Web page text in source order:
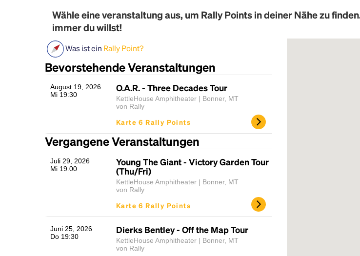
Wähle eine veranstaltung aus, um Rally Pointsin deiner Nähe zu
immer du willst!
Was ist ein Rally Point?
Bevorstehende Veranstaltungen
August 19, 2026
Mi 19:30
O.A.R. - Three Decades Tour
KettleHouse Amphitheater | Bonner, MT
von Rally
Karte 6 Rally Points
Vergangene Veranstaltungen
Juli 29, 2026
Mi 19:00
Young The Giant - Victory Garden Tour
(Thu/Fri)
KettleHouse Amphitheater | Bonner, MT
von Rally
Karte 6 Rally Points
Juni 25, 2026
Do 19:30
Dierks Bentley - Off the Map Tour
KettleHouse Amphitheater | Bonner, MT
von Rally